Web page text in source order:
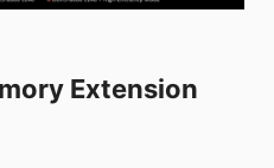
Extension